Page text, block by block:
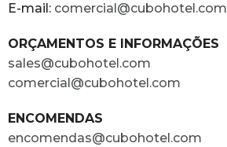
E-mail: comercial@cubohotel.com
ORÇAMENTOS E INFORMAÇÕES
sales@cubohotel.com
comercial@cubohotel.com
ENCOMENDAS
encomendas@cubohotel.com